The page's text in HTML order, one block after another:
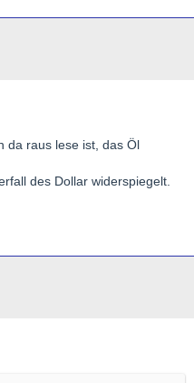
da raus lese ist, das Öl
des Dollar widerspiegelt.